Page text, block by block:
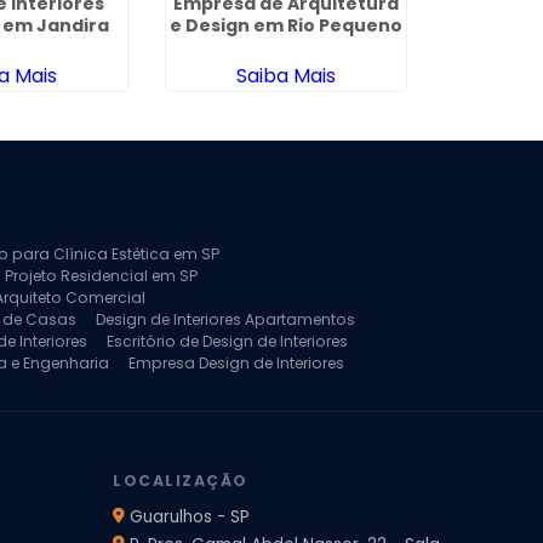
Jandira
Mais
e Design em Rio Pequeno
Saiba Mais
para Clínica Estética em SP
Residencial em SP
Comercial
Casas
Design de Interiores Apartamentos
Interiores
Escritório de Design de Interiores
e Engenharia
Empresa Design de Interiores
LOCALIZAÇÃO
Guarulhos - SP